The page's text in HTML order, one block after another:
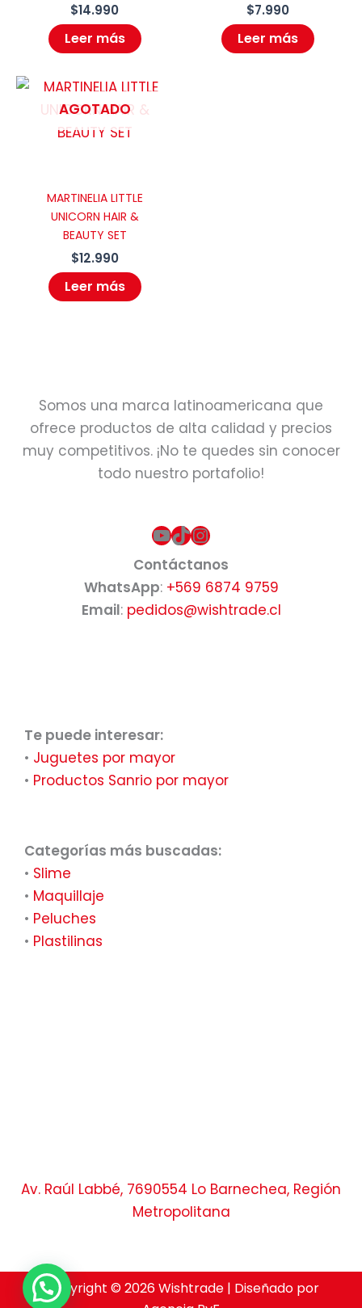
$14.990
Leer más
$7.990
Leer más
AGOTADO
MARTINELIA LITTLE
UNICORN HAIR &
BEAUTY SET
$12.990
Leer más
Somos una marca latinoamericana que
ofrece productos de alta calidad y precios
muy competitivos. ¡No te quedes sin conocer
todo nuestro portafolio!
YouTube
TikTok
Instagram
Contáctanos
WhatsApp: +569 6874 9759
Email: pedidos@wishtrade.cl
Te puede interesar:
• Juguetes por mayor
• Productos Sanrio por mayor
Categorías más buscadas:
• Slime
• Maquillaje
• Peluches
• Plastilinas
Av. Raúl Labbé, 7690554 Lo Barnechea, Región
Metropolitana
Copyright © 2026 Wishtrade | Diseñado por